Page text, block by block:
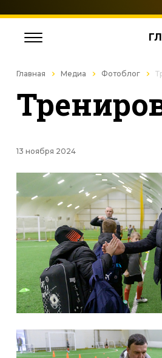
Главная Медиа Фотоблог
13 ноября 2024